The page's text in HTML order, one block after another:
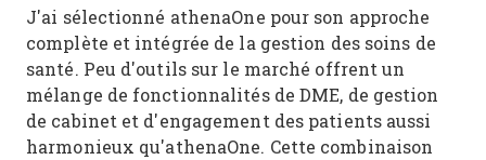
J'ai sélectionné athenaOne pour son approche
complète et intégrée de la gestion des soins de
santé. Peu d'outils sur le marché offrent un
mélange de fonctionnalités de DME, de gestion
de cabinet et d'engagement des patients aussi
harmonieux qu'athenaOne. Cette combinaison